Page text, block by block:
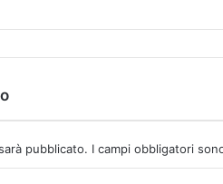
pubblicato. I campi obbligatori